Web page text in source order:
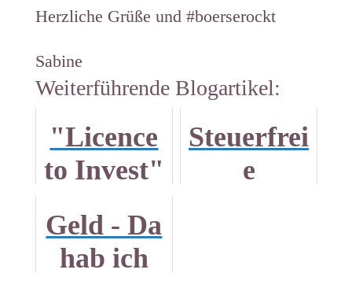
Herzliche Grüße und #boerserockt
Sabine
Weiterführende Blogartikel:
"Licence
to Invest"
Steuerfrei
e
Geld - Da
hab ich